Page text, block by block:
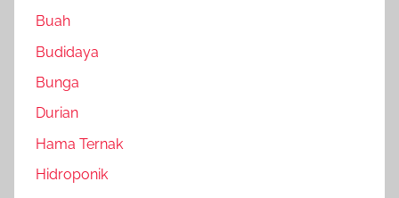
Buah
Budidaya
Bunga
Durian
Hama Ternak
Hidroponik